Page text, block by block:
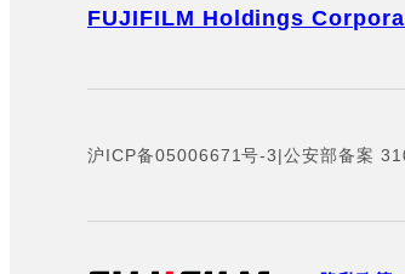
FUJIFILM Holdings
沪ICP备05006671号-3|公安部备案